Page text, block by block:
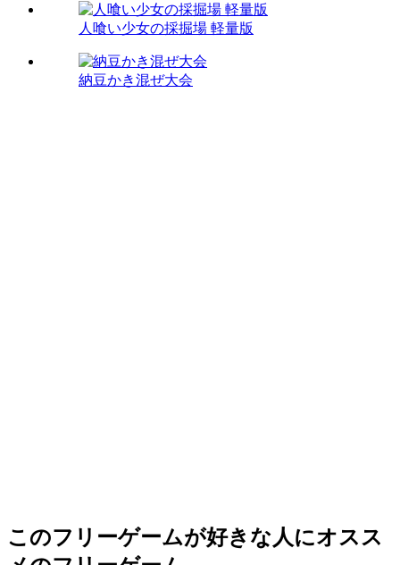
人喰い少女の採掘場 軽量版
納豆かき混ぜ大会
このフリーゲームが好きな人にオスス